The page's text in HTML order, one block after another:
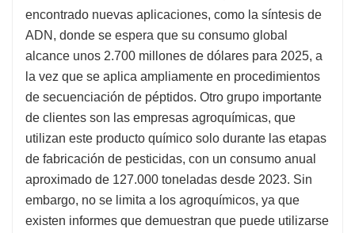
encontrado nuevas aplicaciones, como la síntesis de
ADN, donde se espera que su consumo global
alcance unos 2.700 millones de dólares para 2025, a
la vez que se aplica ampliamente en procedimientos
de secuenciación de péptidos. Otro grupo importante
de clientes son las empresas agroquímicas, que
utilizan este producto químico solo durante las etapas
de fabricación de pesticidas, con un consumo anual
aproximado de 127.000 toneladas desde 2023. Sin
embargo, no se limita a los agroquímicos, ya que
existen informes que demuestran que puede utilizarse